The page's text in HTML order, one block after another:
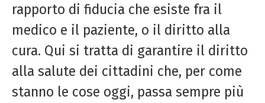
rapporto di fiducia che esiste fra il
medico e il paziente, o il diritto alla
cura. Qui si tratta di garantire il diritto
alla salute dei cittadini che, per come
stanno le cose oggi, passa sempre più